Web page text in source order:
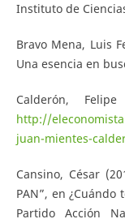
Instituto de
Bravo Mena, Luis
Una esencia en
Calderón,
http://
juan-mientes-
Cansino, César
PAN”, en
Partido Acción